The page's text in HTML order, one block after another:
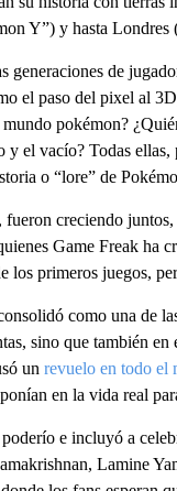
Y”) y hasta Londres
generaciones de
el paso del pixel al
pokémon?
el vacío? Todas
o “lore” de
creciendo
Game Freak ha
los primeros juegos,
como una de
sino que también
un revuelo en todo el
en la vida real
e incluyó a
Lamine